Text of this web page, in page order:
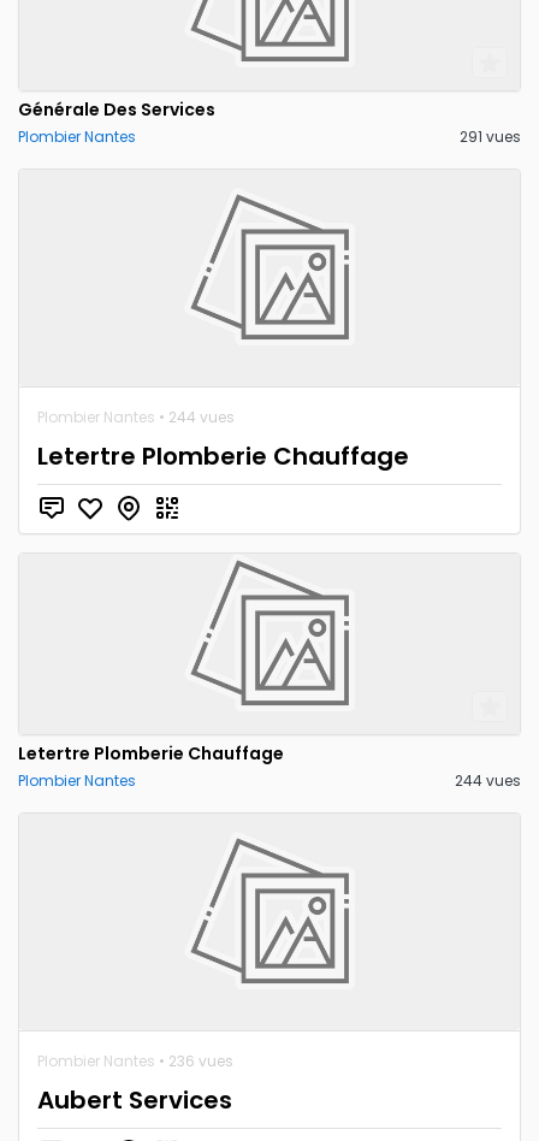
Générale Des Services
Plombier Nantes 291 vues
Plombier Nantes • 244 vues
Letertre Plomberie Chauffage
Letertre Plomberie Chauffage
Plombier Nantes 244 vues
Plombier Nantes • 236 vues
Aubert Services